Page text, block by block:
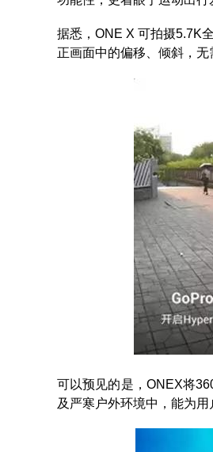
据悉，ONE X 可拍摄5.7K
正画面中的偏移、倾斜，无
可以预见的是，ONEX将
及严寒户外环境中，能为用